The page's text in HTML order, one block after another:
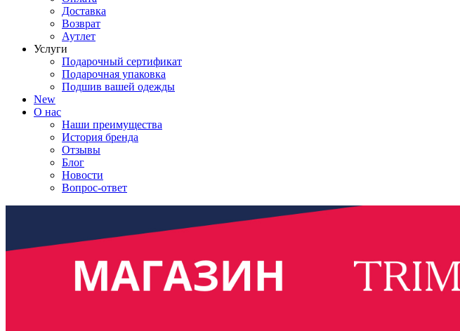
Доставка
Возврат
Аутлет
Услуги
Подарочный сертификат
Подарочная упаковка
Подшив вашей одежды
New
О нас
Наши преимущества
История бренда
Отзывы
Блог
Новости
Вопрос-ответ